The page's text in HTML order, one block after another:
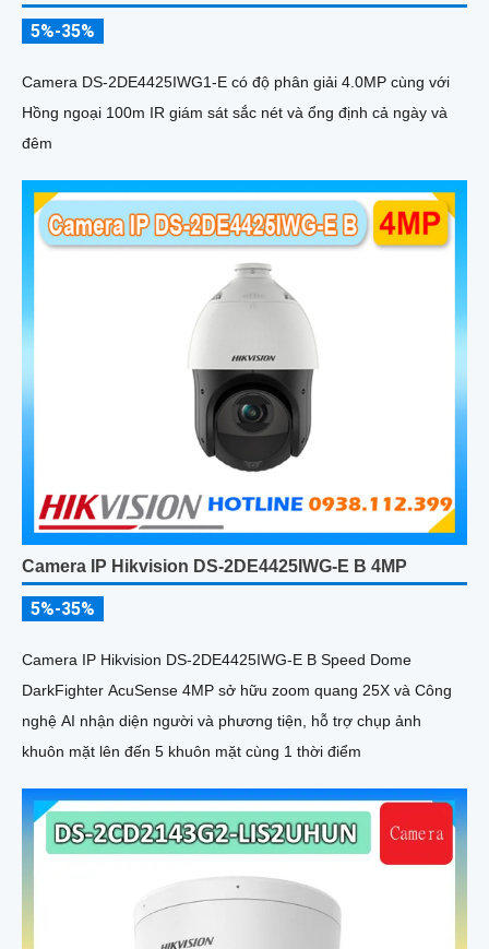
5%-35%
Camera DS-2DE4425IWG1-E có độ phân giải 4.0MP cùng với
Hồng ngoại 100m IR giám sát sắc nét và ổng định cả ngày và
đêm
Camera IP Hikvision DS-2DE4425IWG-E B 4MP
5%-35%
Camera IP Hikvision DS-2DE4425IWG-E B Speed Dome
DarkFighter AcuSense 4MP sở hữu zoom quang 25X và Công
nghệ AI nhận diện người và phương tiện, hỗ trợ chụp ảnh
khuôn mặt lên đến 5 khuôn mặt cùng 1 thời điểm